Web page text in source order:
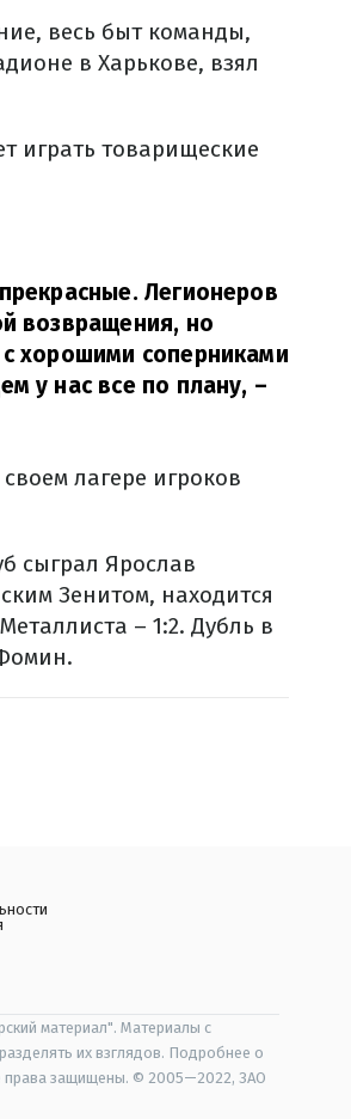
весь быт команды,
в Харькове, взял
играть товарищеские
Легионеров
возвращения, но
хорошими соперниками
у нас все по плану, –
лагере игроков
сыграл Ярослав
Зенитом, находится
– 1:2. Дубль в
материал". Материалы с
их взглядов. Подробнее о
права защищены. © 2005—2022, ЗАО